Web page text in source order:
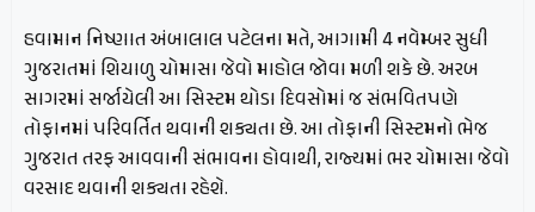
હવામાન નિષ્ણાત અંબાલાલ પટેલના મતે, આગામી 4 નવેમ્બર સુધી
ગુજરાતમાં શિયાળુ ચોમાસા જેવો માહોલ જોવા મળી શકે છે. અરબ
સાગરમાં સર્જાયેલી આ સિસ્ટમ થોડા દિવસોમાં જ સંભવિતપણે
તોફાનમાં પરિવર્તિત થવાની શક્યતા છે. આ તોફાની સિસ્ટમનો ભેજ
ગુજરાત તરફ આવવાની સંભાવના હોવાથી, રાજ્યમાં ભર ચોમાસા જેવો
વરસાદ થવાની શક્યતા રહેશે.